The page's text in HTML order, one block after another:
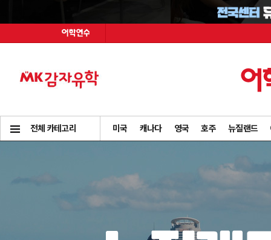
전체 카테고리 미국 캐나다 영국 호주 뉴질랜드